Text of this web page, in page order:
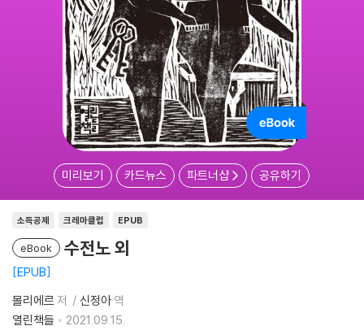
미리보기 카드뉴스 파트너샵 공유하기
소득공제 크레마클럽 EPUB
eBook 수전노 외
EPUB
몰리에르 저 신정아역
열린책들
2021.09.15.